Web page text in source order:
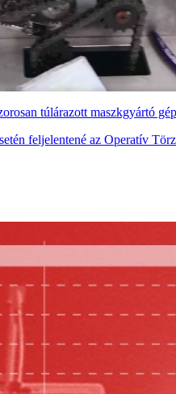
túlárazott maszkgyártó
feljelentené az Operatív